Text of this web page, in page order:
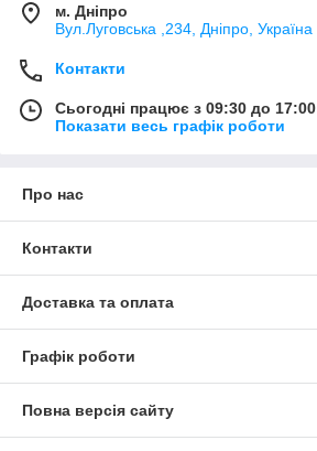
м. Дніпро
Вул.Луговська ,234, Дніпро, Україна
Контакти
Сьогодні працює з 09:30 до 17:00
Показати весь графік роботи
Про нас
Контакти
Доставка та оплата
Графік роботи
Повна версія сайту